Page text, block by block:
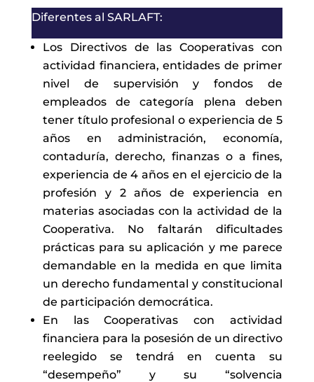
Diferentes al SARLAFT:
Los Directivos de las Cooperativas con
actividad financiera, entidades de primer
nivel de supervisión y fondos de
empleados de categoría plena deben
tener título profesional o experiencia de 5
años en administración, economía,
contaduría, derecho, finanzas o a fines,
experiencia de 4 años en el ejercicio de la
profesión y 2 años de experiencia en
materias asociadas con la actividad de la
Cooperativa. No faltarán dificultades
prácticas para su aplicación y me parece
demandable en la medida en que limita
un derecho fundamental y constitucional
de participación democrática.
En las Cooperativas con actividad
financiera para la posesión de un directivo
reelegido se tendrá en cuenta su
“desempeño” y su “solvencia